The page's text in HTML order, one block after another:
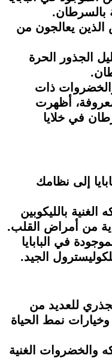
بالسرطان.
الذين يعالجون من
الجذور الحرة
والخضروات ذات
أظهرت
في خلايا
إلى نظامك
بالليكوبين
من أمراض القلب.
في البابايا
الجيد.
للعديد من
نمط الحياة
والخضروات الغنية